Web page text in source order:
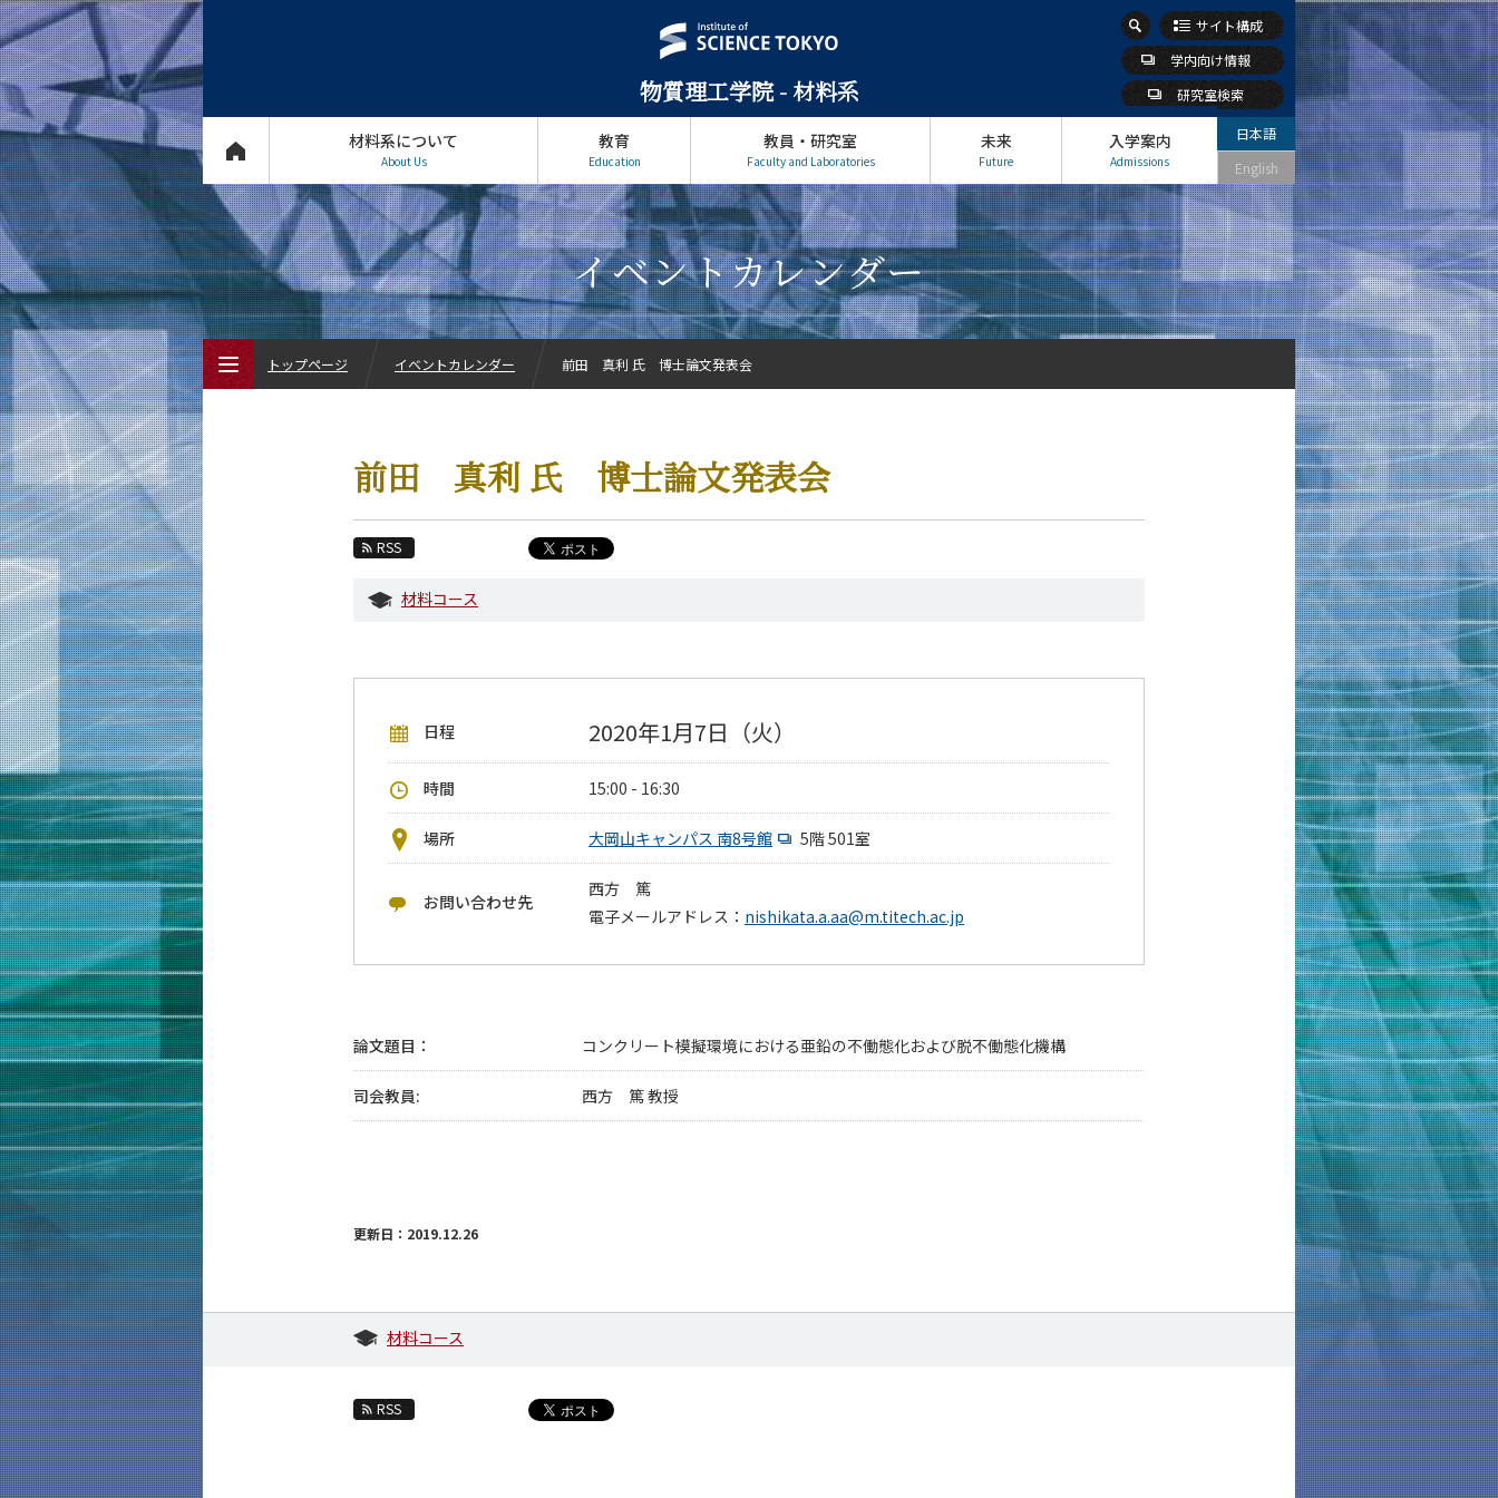
物質理工学院 - 材料系
サイト構成
学内向け情報
研究室検索
材料系について
About Us
教育
Education
教員・研究室
Faculty and Laboratories
未来
Future
入学案内
Admissions
日本語
English
イベントカレンダー
前田 真利 氏 博士論文発表会
RSS
材料コース
日程 2020年1月7日（火）
時間 15:00 - 16:30
場所 大岡山キャンパス 南8号館 5階 501室
お問い合わせ先
西方 篤
電子メールアドレス： nishikata.a.aa@m.titech.ac.jp
論文題目： コンクリート模擬環境における亜鉛の不働態化および脱不働態化機構
司会教員: 西方 篤 教授
更新日：2019.12.26
材料コース
RSS
トップページ イベントカレンダー 前田 真利 氏 博士論文発表会